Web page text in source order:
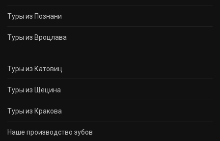
Туры из Познани
Туры из Вроцлава
Туры из Катовиц
Туры из Щецина
Туры из Кракова
Наше производство зубов